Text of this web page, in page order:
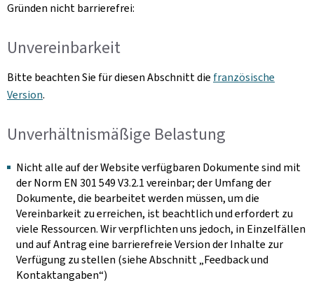
Gründen nicht barrierefrei:
Unvereinbarkeit
Bitte beachten Sie für diesen Abschnitt die französische
Version.
Unverhältnismäßige Belastung
Nicht alle auf der Website verfügbaren Dokumente sind mit
der Norm EN 301 549 V3.2.1 vereinbar; der Umfang der
Dokumente, die bearbeitet werden müssen, um die
Vereinbarkeit zu erreichen, ist beachtlich und erfordert zu
viele Ressourcen. Wir verpflichten uns jedoch, in Einzelfällen
und auf Antrag eine barrierefreie Version der Inhalte zur
Verfügung zu stellen (siehe Abschnitt „Feedback und
Kontaktangaben“)